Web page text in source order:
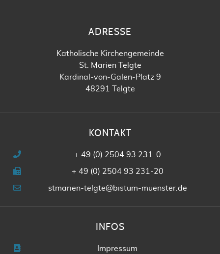
ADRESSE
Katholische Kirchengemeinde
St. Marien Telgte
Kardinal-von-Galen-Platz 9
48291 Telgte
KONTAKT
+ 49 (0) 2504 93 231-0
+ 49 (0) 2504 93 231-20
stmarien-telgte@bistum-muenster.de
INFOS
Impressum